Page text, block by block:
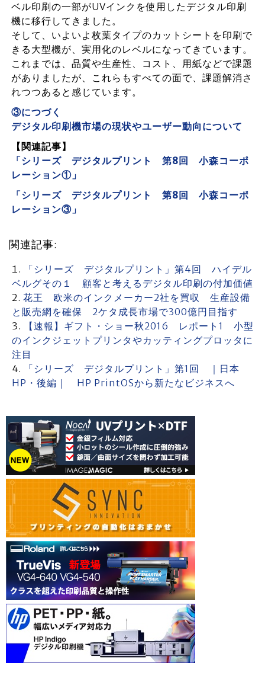
ベル印刷の一部がUVインクを使用したデジタル印刷
機に移行してきました。
そして、いよいよ枚葉タイプのカットシートを印刷で
きる大型機が、実用化のレベルになってきています。
これまでは、品質や生産性、コスト、用紙などで課題
がありましたが、これらもすべての面で、課題解消さ
れつつあると感じています。
③につづく
デジタル印刷機市場の現状やユーザー動向について
【関連記事】
「シリーズ デジタルプリント 第8回 小森コーポ
レーション①」
「シリーズ デジタルプリント 第8回 小森コーポ
レーション③」
関連記事:
「シリーズ デジタルプリント」第4回 ハイデル
ベルグその１ 顧客と考えるデジタル印刷の付加価値
花王 欧米のインクメーカー2社を買収 生産設備
と販売網を確保 2ケタ成長市場で300億円目指す
【速報】ギフト・ショー秋2016 レポート1 小型
のインクジェットプリンタやカッティングプロッタに
注目
「シリーズ デジタルプリント」第1回 ｜日本
HP・後編｜ HP PrintOSから新たなビジネスへ